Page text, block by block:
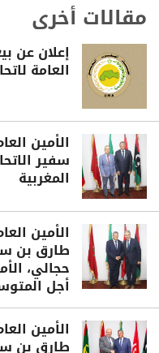
مقالات أخرى
إعلان عن
العامة
الأمين
سفير
المغربية
الأمين
طارق بن
حجالي،
أجل
الأمين
طارق بن